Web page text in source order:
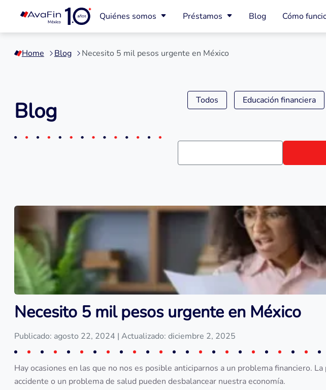
contenido
Quiénes somos Préstamos Blog Cómo
Home Blog Necesito 5 mil pesos urgente en México
Blog Todos Educación financiera
Necesito 5 mil pesos urgente en México
Publicado: agosto 22, 2024 | Actualizado: diciembre 2, 2025
Hay ocasiones en las que no nos es posible anticiparnos a un problema financiero.
accidente o un problema de salud pueden desbalancear nuestra economía.